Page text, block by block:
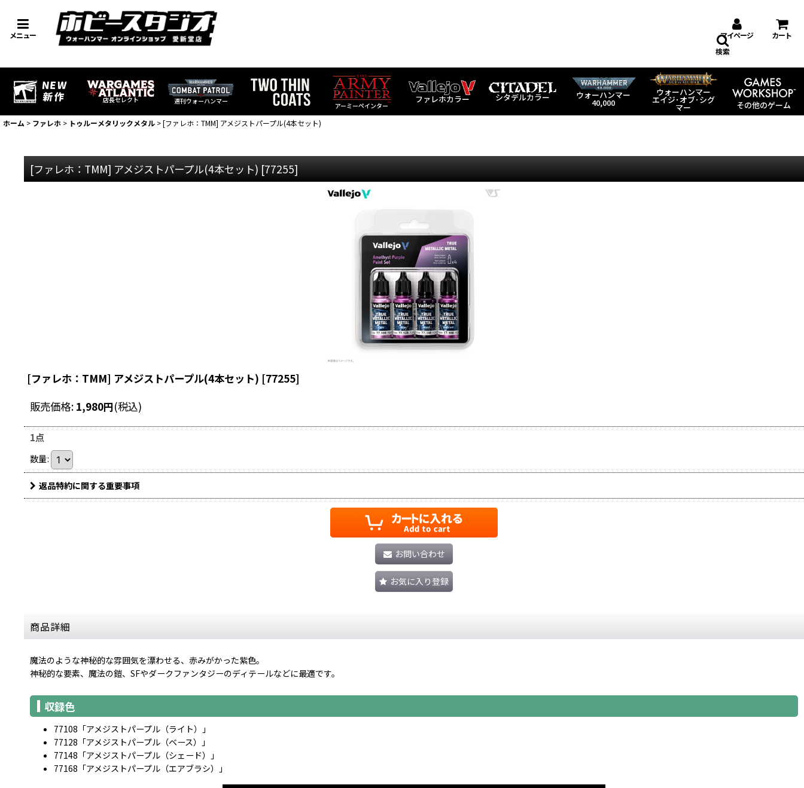
メニュー マイページ カート
店長セレクト 週刊ウォーハンマー
アーミーペインター
ファレホカラー シタデルカラー ウォーハンマー
40,000
ウォーハンマー
エイジ･オブ･シグ
マー その他のゲーム
検索
ホーム > ファレホ > トゥルーメタリックメタル >[ファレホ：TMM] アメジストパープル(4本セット)
[ファレホ：TMM] アメジストパープル(4本セット) [77255]
[ファレホ：TMM] アメジストパープル(4本セット) [77255]
販売価格: 1,980円(税込)
1点
数量:
返品特約に関する重要事項
お問い合わせ
お気に入り登録
商品詳細
魔法のような神秘的な雰囲気を漂わせる、赤みがかった紫色。
神秘的な要素、魔法の鎧、SFやダークファンタジーのディテールなどに最適です。
収録色
77108「アメジストパープル（ライト）」
77128「アメジストパープル（ベース）」
77148「アメジストパープル（シェード）」
77168「アメジストパープル（エアブラシ）」